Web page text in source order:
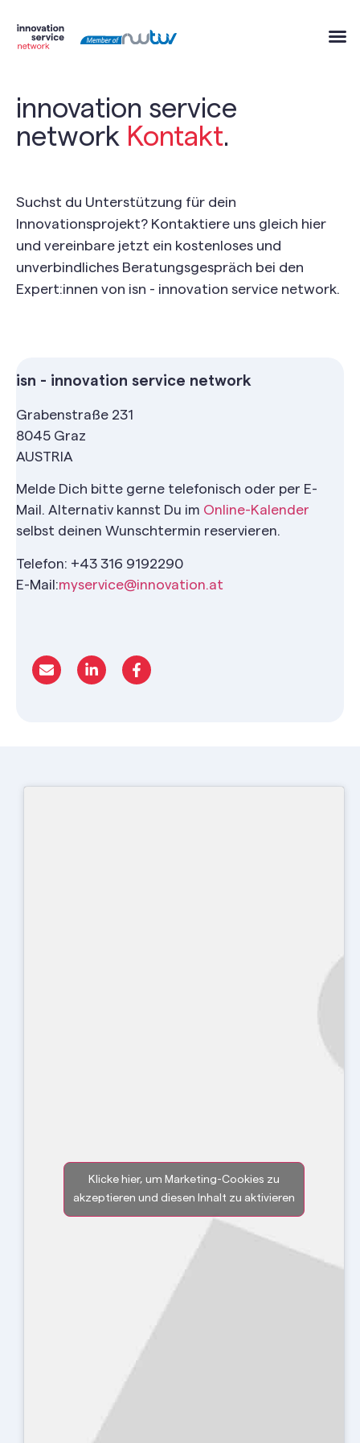
innovation service
network Kontakt.
Suchst du Unterstützung für dein
Innovationsprojekt? Kontaktiere uns gleich hier
und vereinbare jetzt ein kostenloses und
unverbindliches Beratungsgespräch bei den
Expert:innen von isn - innovation service network.
isn - innovation service network
Grabenstraße 231
8045 Graz
AUSTRIA
Melde Dich bitte gerne telefonisch oder per E-
Mail. Alternativ kannst Du im Online-Kalender
selbst deinen Wunschtermin reservieren.
Telefon: +43 316 9192290
E-Mail:myservice@innovation.at
Klicke hier, um Marketing-Cookies zu
akzeptieren und diesen Inhalt zu aktivieren